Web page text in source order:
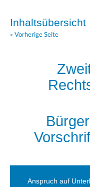
Inhaltsübersicht
« Vorherige Seite
Anspruch auf